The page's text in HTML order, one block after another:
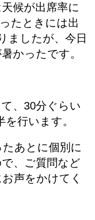
候が出席率に
たときには出
ましたが、今日
かったです。
、30分ぐらい
行います。
あとに個別に
、ご質問など
声をかけてく